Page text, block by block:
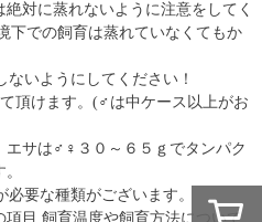
対に蒸れないように注意をしてく
下での飼育は蒸れていなくてもか
いようにしてください！
頂けます。(♂は中ケース以上がお
エサは♂♀３０～６５ｇでタンパク
要な種類がございます。
目 飼育温度や飼育方法について